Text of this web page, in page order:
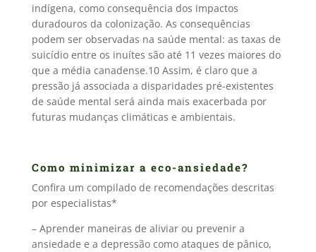
indígena, como consequência dos impactos
duradouros da colonização. As consequências
podem ser observadas na saúde mental: as taxas de
suicídio entre os inuítes são até 11 vezes maiores do
que a média canadense.10 Assim, é claro que a
pressão já associada a disparidades pré-existentes
de saúde mental será ainda mais exacerbada por
futuras mudanças climáticas e ambientais.
Como minimizar a eco-ansiedade?
Confira um compilado de recomendações descritas
por especialistas*
– Aprender maneiras de aliviar ou prevenir a
ansiedade e a depressão como ataques de pânico,